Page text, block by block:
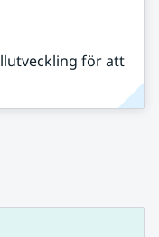
för att